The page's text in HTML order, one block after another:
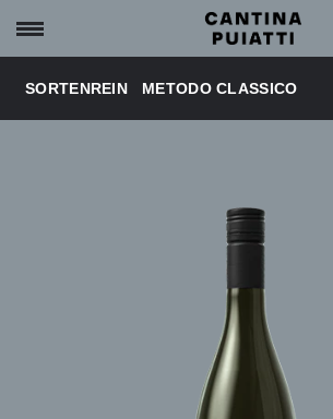
SORTENREIN METODO CLASSICO